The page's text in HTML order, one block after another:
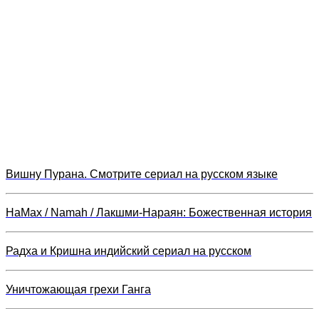
Вишну Пурана. Смотрите сериал на русском языке
НаМах / Namah / Лакшми-Нараян: Божественная история
Радха и Кришна индийский сериал на русском
Уничтожающая грехи Ганга